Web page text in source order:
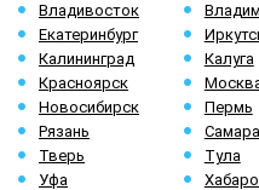
Владивосток
Екатеринбург
Калининград
Калуга
Красноярск
Новосибирск
Пермь
Рязань
Самара
Тверь
Тула
Уфа